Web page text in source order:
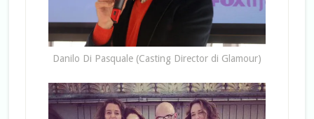
Danilo Di Pasquale (Casting Director di Glamour)